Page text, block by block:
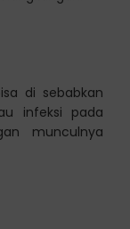
di sebabkan
infeksi pada
munculnya